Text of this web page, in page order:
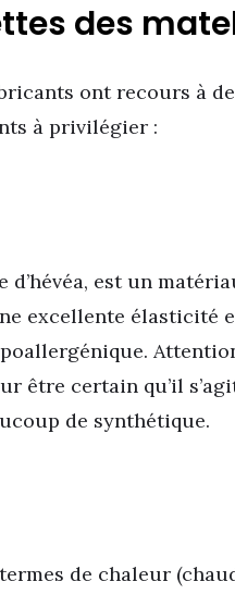
des
ont recours à
à privilégier :
est un
excellente élasticité
être certain qu’il
de synthétique.
de chaleur